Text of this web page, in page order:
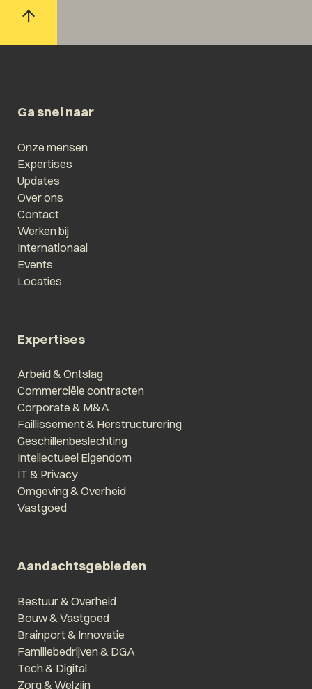
Ga snel naar
Onze mensen
Expertises
Updates
Over ons
Contact
Werken bij
Internationaal
Events
Locaties
Expertises
Arbeid & Ontslag
Commerciële contracten
Corporate & M&A
Faillissement & Herstructurering
Geschillenbeslechting
Intellectueel Eigendom
IT & Privacy
Omgeving & Overheid
Vastgoed
Aandachtsgebieden
Bestuur & Overheid
Bouw & Vastgoed
Brainport & Innovatie
Familiebedrijven & DGA
Tech & Digital
Zorg & Welzijn